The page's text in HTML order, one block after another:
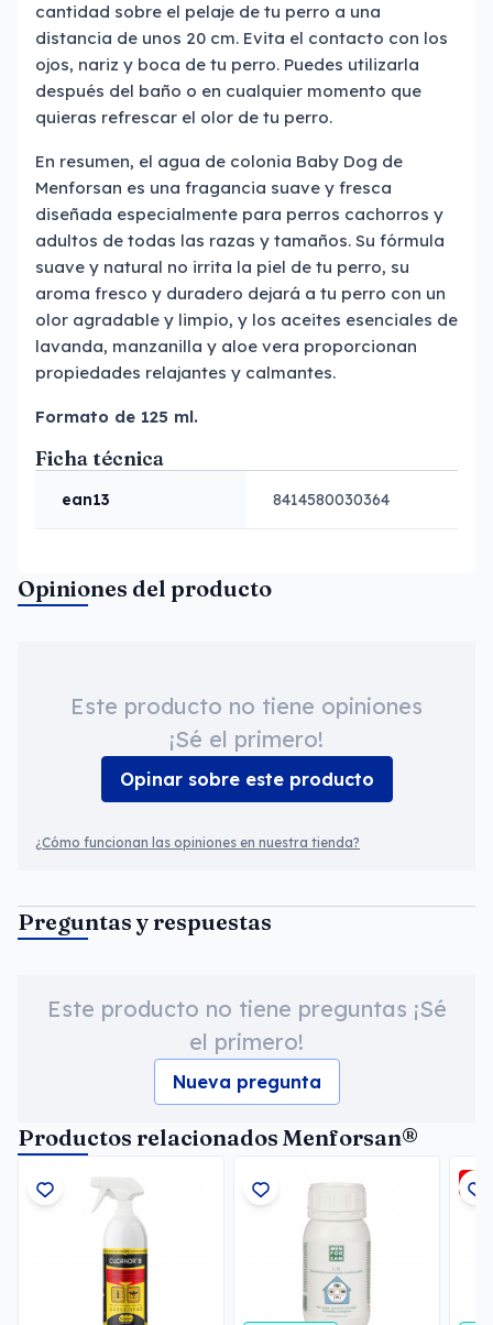
cantidad sobre el pelaje de tu perro a una
distancia de unos 20 cm. Evita el contacto con los
ojos, nariz y boca de tu perro. Puedes utilizarla
después del baño o en cualquier momento que
quieras refrescar el olor de tu perro.
En resumen, el agua de colonia Baby Dog de
Menforsan es una fragancia suave y fresca
diseñada especialmente para perros cachorros y
adultos de todas las razas y tamaños. Su fórmula
suave y natural no irrita la piel de tu perro, su
aroma fresco y duradero dejará a tu perro con un
olor agradable y limpio, y los aceites esenciales de
lavanda, manzanilla y aloe vera proporcionan
propiedades relajantes y calmantes.
Formato de 125 ml.
Ficha técnica
ean13 8414580030364
Opiniones del producto
Este producto no tiene opiniones
¡Sé el primero!
Opinar sobre este producto
¿Cómo funcionan las opiniones en nuestra tienda?
Preguntas y respuestas
Este producto no tiene preguntas ¡Sé
el primero!
Nueva pregunta
Productos relacionados Menforsan®
-